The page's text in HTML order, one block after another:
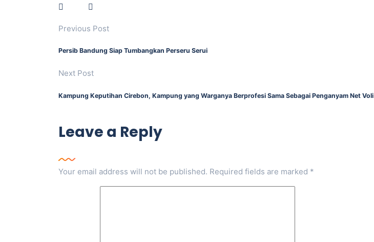
Previous Post
Persib Bandung Siap Tumbangkan Perseru Serui
Next Post
Kampung Keputihan Cirebon, Kampung yang Warganya Berprofesi Sama Sebagai Penganyam Net Voli
Leave a Reply
Your email address will not be published. Required fields are marked *